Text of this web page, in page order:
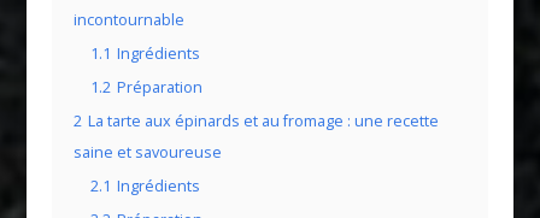
incontournable
1.1 Ingrédients
1.2 Préparation
2 La tarte aux épinards et au fromage : une recette
saine et savoureuse
2.1 Ingrédients